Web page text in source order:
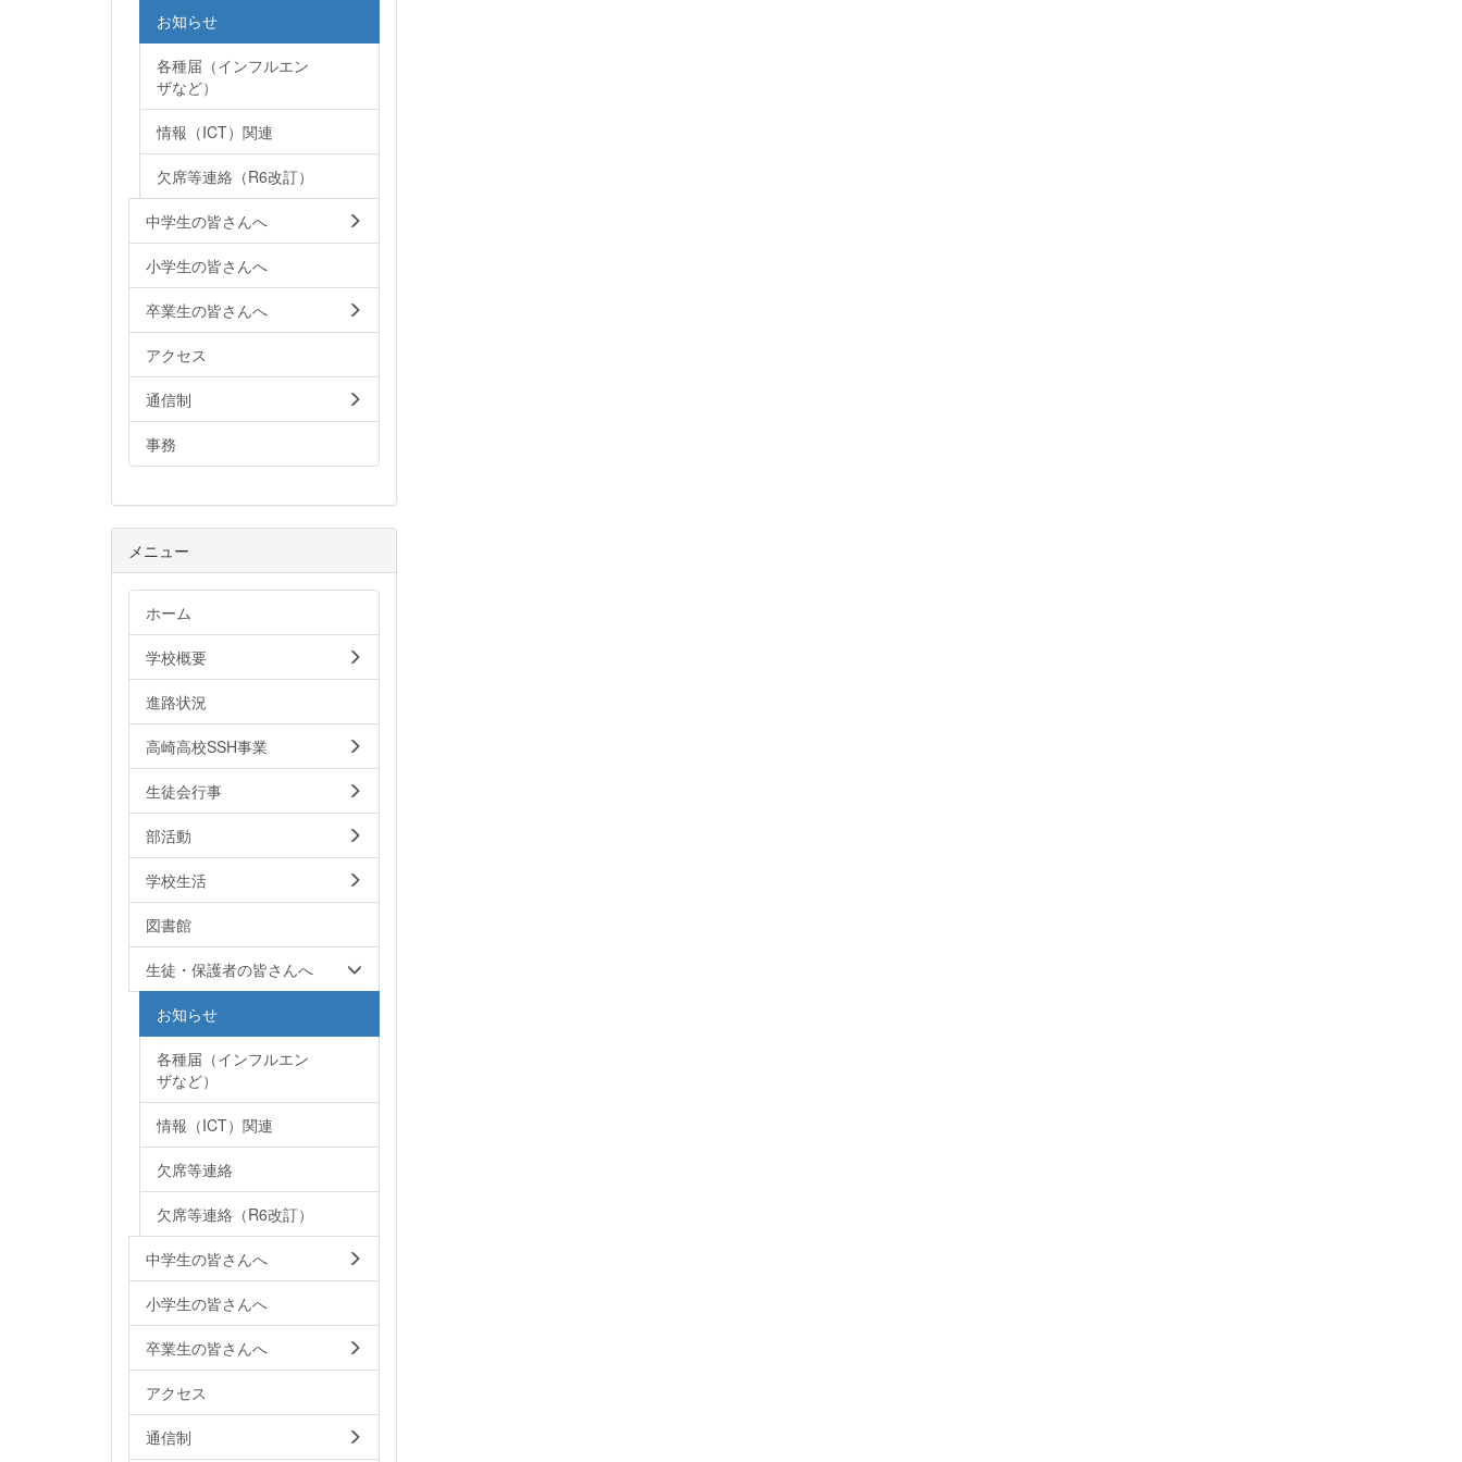
お知らせ
各種届（インフルエン
ザなど）
情報（ICT）関連
欠席等連絡（R6改訂）
中学生の皆さんへ
小学生の皆さんへ
卒業生の皆さんへ
アクセス
通信制
事務
メニュー
ホーム
学校概要
進路状況
高崎高校SSH事業
生徒会行事
部活動
学校生活
図書館
生徒・保護者の皆さんへ
お知らせ
各種届（インフルエン
ザなど）
情報（ICT）関連
欠席等連絡
欠席等連絡（R6改訂）
中学生の皆さんへ
小学生の皆さんへ
卒業生の皆さんへ
アクセス
通信制